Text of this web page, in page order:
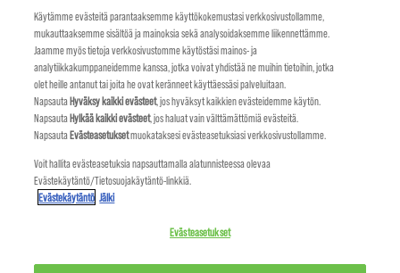
Käytämme evästeitä parantaaksemme käyttökokemustasi verkkosivustollamme,
mukauttaaksemme sisältöä ja mainoksia sekä analysoidaksemme liikennettämme.
Jaamme myös tietoja verkkosivustomme käytöstäsi mainos- ja
analytiikkakumppaneidemme kanssa, jotka voivat yhdistää ne muihin tietoihin, jotka
olet heille antanut tai joita he ovat keränneet käyttäessäsi palveluitaan.
NapsautaHyväksy kaikki evästeet, jos hyväksyt kaikkien evästeidemme käytön.
NapsautaHylkää kaikki evästeet, jos haluat vain välttämättömiä evästeitä.
NapsautaEvästeasetuksetmuokataksesi evästeasetuksiasi verkkosivustollamme.
Voit hallita evästeasetuksia napsauttamalla alatunnisteessa olevaa
Evästekäytäntö/Tietosuojakäytäntö-linkkiä.
Evästekäytäntö Jälki
Evästeasetukset